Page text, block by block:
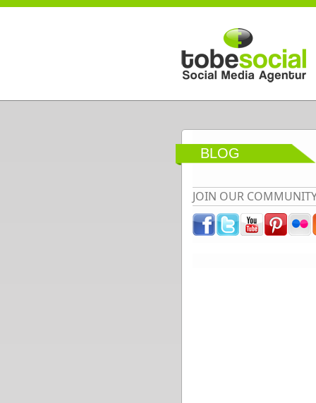
Direkt zum Inhalt
BLOG
JOIN OUR